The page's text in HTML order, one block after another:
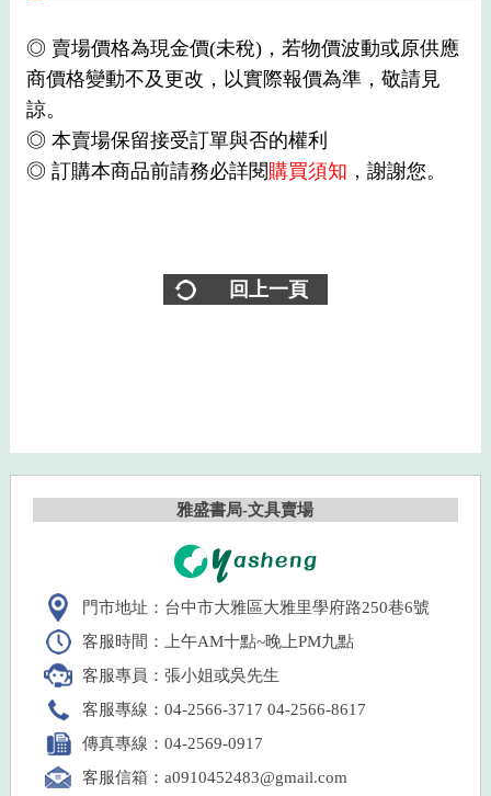
◎ 賣場價格為現金價(未稅)，若物價波動或原供應
商價格變動不及更改，以實際報價為準，敬請見
諒。
◎ 本賣場保留接受訂單與否的權利
◎ 訂購本商品前請務必詳閱購買須知 ，謝謝您。
回上一頁
雅盛書局-文具賣場
門市地址：台中市大雅區大雅里學府路250巷6號
客服時間：上午AM十點~晚上PM九點
客服專員：張小姐或吳先生
客服專線：04-2566-3717 04-2566-8617
傳真專線：04-2569-0917
客服信箱：a0910452483@gmail.com